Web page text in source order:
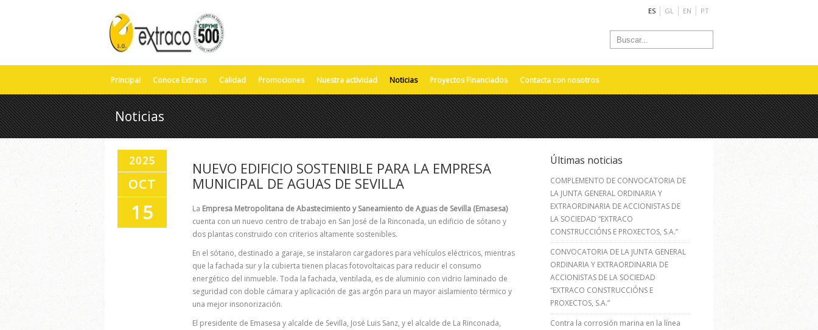
ES GL EN PT
Principal Conoce Extraco Calidad Promociones Nuestra actividad Noticias Proyectos Financiados Contacta con nosotros
Noticias
2025
OCT
15
NUEVO EDIFICIO SOSTENIBLE PARA LA EMPRESA
MUNICIPAL DE AGUAS DE SEVILLA
La Empresa Metropolitana de Abastecimiento y Saneamiento de Aguas de Sevilla (Emasesa)
cuenta con un nuevo centro de trabajo en San José de la Rinconada, un edificio de sótano y
dos plantas construido con criterios altamente sostenibles.
En el sótano, destinado a garaje, se instalaron cargadores para vehículos eléctricos, mientras
que la fachada sur y la cubierta tienen placas fotovoltaicas para reducir el consumo
energético del inmueble. Toda la fachada, ventilada, es de aluminio con vidrio laminado de
seguridad con doble cámara y aplicación de gas argón para un mayor aislamiento térmico y
una mejor insonorización.
El presidente de Emasesa y alcalde de Sevilla, José Luis Sanz, y el alcalde de La Rinconada,
Últimas noticias
COMPLEMENTO DE CONVOCATORIA DE
LA JUNTA GENERAL ORDINARIA Y
EXTRAORDINARIA DE ACCIONISTAS DE
LA SOCIEDAD “EXTRACO
CONSTRUCCIÓNS E PROXECTOS, S.A.”
CONVOCATORIA DE LA JUNTA GENERAL
ORDINARIA Y EXTRAORDINARIA DE
ACCIONISTAS DE LA SOCIEDAD
“EXTRACO CONSTRUCCIÓNS E
PROXECTOS, S.A.”
Contra la corrosión marina en la línea